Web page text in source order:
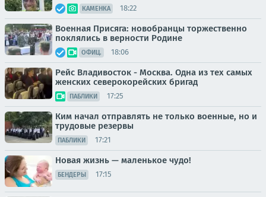
КАМЕНКА 18:22
Военная Присяга: новобранцы торжественно
поклялись в верности Родине
ОФИЦ. 18:06
Рейс Владивосток - Москва. Одна из тех самых
женских северокорейских бригад
ПАБЛИКИ 17:25
Ким начал отправлять не только военные, но и
трудовые резервы
ПАБЛИКИ 17:21
Новая жизнь — маленькое чудо!
БЕНДЕРЫ 17:15